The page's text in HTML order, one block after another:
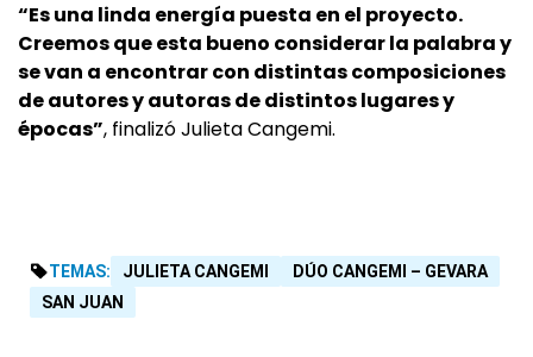
“Es una linda energía puesta en el proyecto.
Creemos que esta bueno considerar la palabra y
se van a encontrar con distintas composiciones
de autores y autoras de distintos lugares y
épocas”, finalizó Julieta Cangemi.
TEMAS: JULIETA CANGEMI
DÚO CANGEMI – GEVARA
SAN JUAN